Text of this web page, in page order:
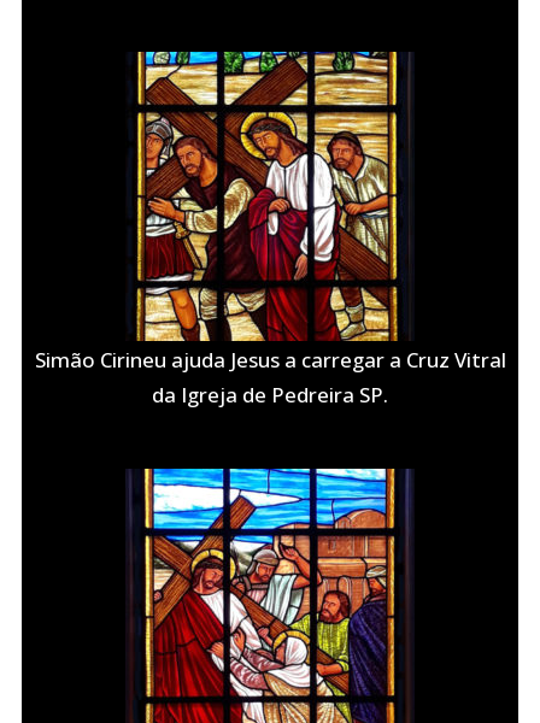
Simão Cirineu ajuda Jesus a carregar a Cruz Vitral
da Igreja de Pedreira SP.